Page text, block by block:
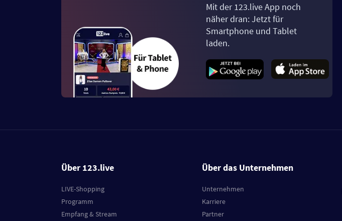
Mit der 123.live App noch
näher dran: Jetzt für
Smartphone und Tablet
laden.
Über 123.live
LIVE-Shopping
Programm
Empfang & Stream
Über das Unternehmen
Unternehmen
Karriere
Partner